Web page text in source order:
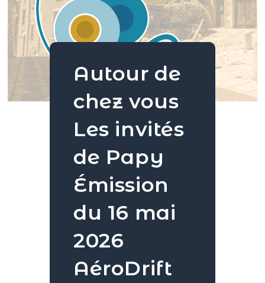
Autour de
chez vous
Les invités
de Papy
Émission
du 16 mai
2026
AéroDrift